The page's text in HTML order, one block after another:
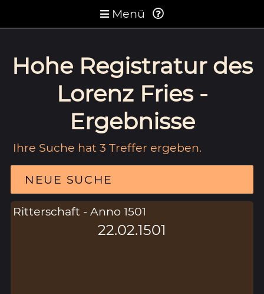
Menü
Hohe Registratur des
Lorenz Fries -
Ergebnisse
Ihre Suche hat 3 Treffer ergeben.
NEUE SUCHE
Ritterschaft - Anno 1501
22.02.1501